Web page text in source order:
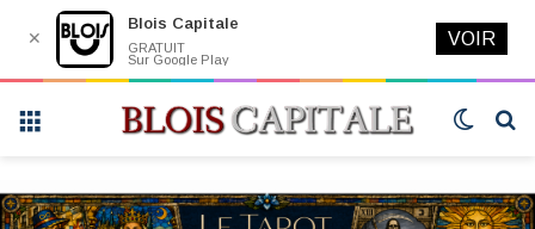
Switch
✕
Blois Capitale
GRATUIT
Sur Google Play
VOIR